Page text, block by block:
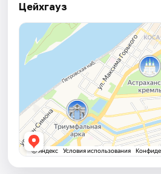
Цейхгауз